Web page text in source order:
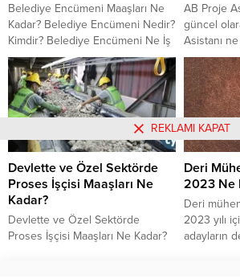
Belediye Encümeni Maaşları Ne
Kadar? Belediye Encümeni Nedir?
Kimdir? Belediye Encümeni Ne İş
Yapar? Ankara da, İstanbul da,
İzmir de Belediye Encümeni
Maaşları Ne Kadar?
AB Proje
güncel
Asistanı
Asistanı
Asistanı
Asistanı
Asistanı
istediğiniz
yazımızda
dair tüm...
Devlette ve Özel Sektörde
Proses İşçisi Maaşları Ne
Kadar?
Devlette ve Özel Sektörde
Proses İşçisi Maaşları Ne Kadar?
Deri
2023 Ne
​​​​​​​Deri
2023 yılı
adayların
REKLAMI KAPAT